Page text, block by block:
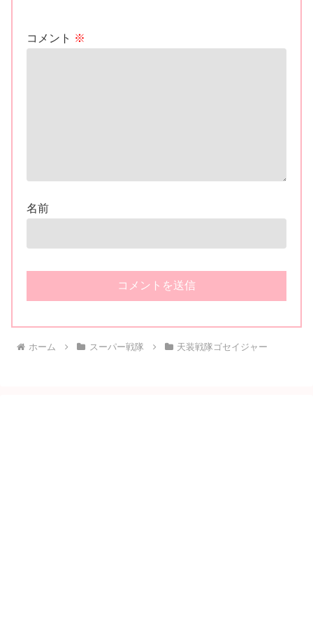
コメント ※
名前
ホーム スーパー戦隊 天装戦隊ゴセイジャー